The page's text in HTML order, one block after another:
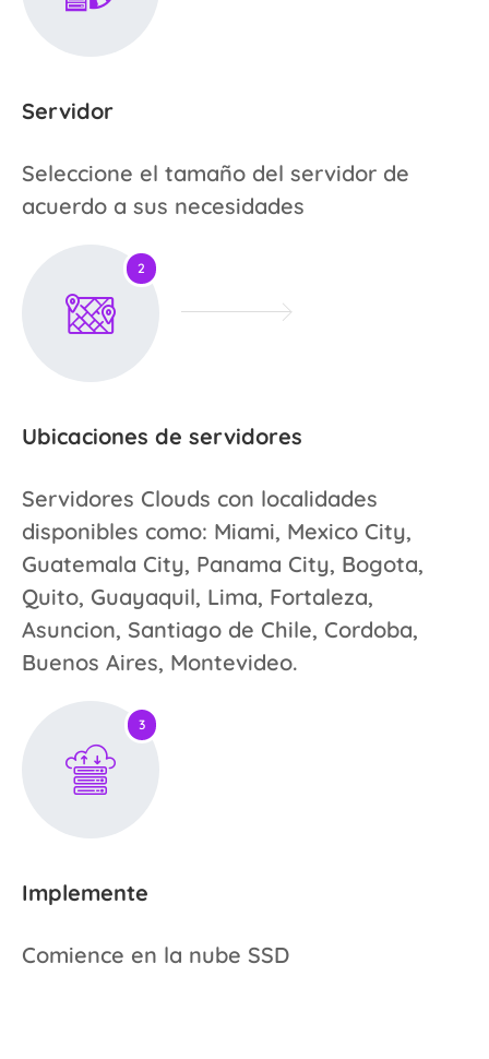
Servidor
Seleccione el tamaño del servidor de
acuerdo a sus necesidades
2
Ubicaciones de servidores
Servidores Clouds con localidades
disponibles como: Miami, Mexico City,
Guatemala City, Panama City, Bogota,
Quito, Guayaquil, Lima, Fortaleza,
Asuncion, Santiago de Chile, Cordoba,
Buenos Aires, Montevideo.
3
Implemente
Comience en la nube SSD